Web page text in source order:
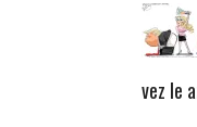
vez le